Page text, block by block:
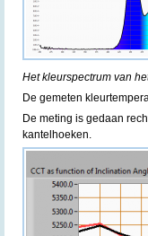
Het kleurspectrum van
De gemeten
De meting is gedaan
kantelhoeken.